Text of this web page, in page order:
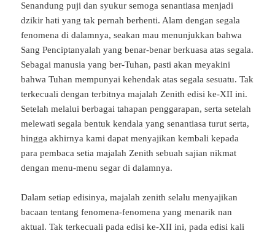
Senandung puji dan syukur semoga senantiasa menjadi
dzikir hati yang tak pernah berhenti. Alam dengan segala
fenomena di dalamnya, seakan mau menunjukkan bahwa
Sang Penciptanyalah yang benar-benar berkuasa atas segala.
Sebagai manusia yang ber-Tuhan, pasti akan meyakini
bahwa Tuhan mempunyai kehendak atas segala sesuatu. Tak
terkecuali dengan terbitnya majalah Zenith edisi ke-XII ini.
Setelah melalui berbagai tahapan penggarapan, serta setelah
melewati segala bentuk kendala yang senantiasa turut serta,
hingga akhirnya kami dapat menyajikan kembali kepada
para pembaca setia majalah Zenith sebuah sajian nikmat
dengan menu-menu segar di dalamnya.
Dalam setiap edisinya, majalah zenith selalu menyajikan
bacaan tentang fenomena-fenomena yang menarik nan
aktual. Tak terkecuali pada edisi ke-XII ini, pada edisi kali